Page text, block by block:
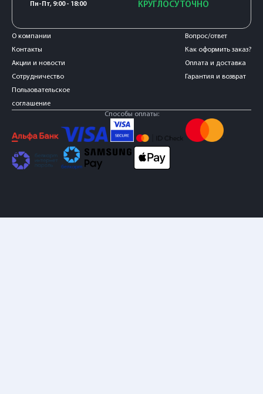
Пн-Пт, 9:00 - 18:00
КРУГЛОСУТОЧНО
О компании
Контакты
Акции и новости
Сотрудничество
Пользовательское
соглашение
Вопрос/ответ
Как оформить заказ?
Оплата и доставка
Гарантия и возврат
Способы оплаты: